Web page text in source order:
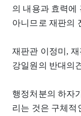
의 내용과 효력에
아니므로 재판의
재판관 이정미,
강일원의 반대의
행정처분의 하자
리는 것은 구체적